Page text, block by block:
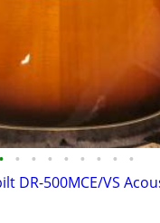
• • • • • • • • •